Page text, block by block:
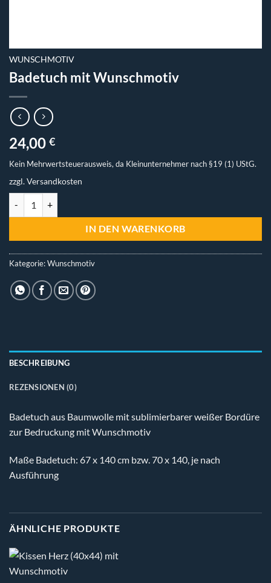
WUNSCHMOTIV
Badetuch mit Wunschmotiv
24,00 €
Kein Mehrwertsteuerausweis, da Kleinunternehmer nach §19 (1) UStG.
zzgl.Versandkosten
IN DEN WARENKORB
Kategorie:Wunschmotiv
BESCHREIBUNG
REZENSIONEN (0)
Badetuch aus Baumwolle mit sublimierbarer weißer Bordüre
zur Bedruckung mit Wunschmotiv
Maße Badetuch: 67 x 140 cm bzw. 70 x 140, je nach
Ausführung
ÄHNLICHE PRODUKTE